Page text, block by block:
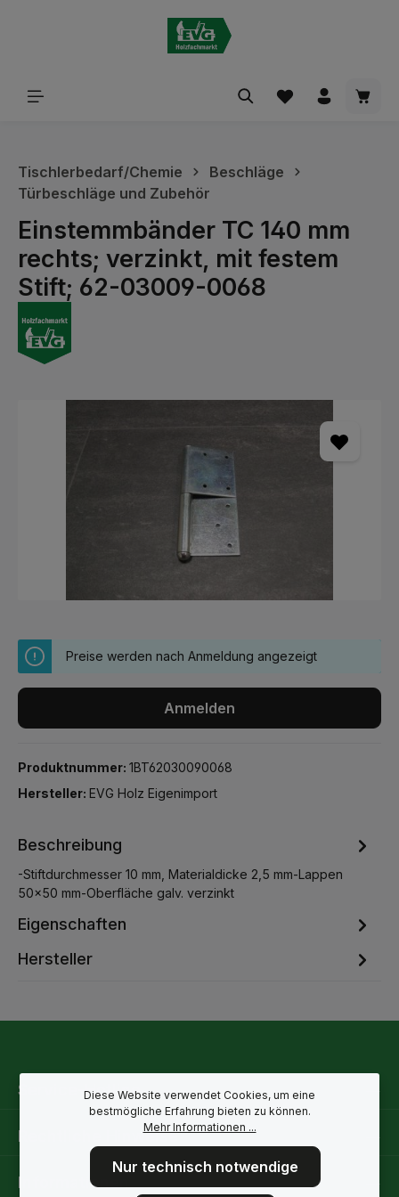
Tischlerbedarf/Chemie
Beschläge
Türbeschläge und Zubehör
Einstemmbänder TC 140 mm
rechts; verzinkt, mit festem
Stift; 62-03009-0068
Preise werden nach Anmeldung angezeigt
Anmelden
Produktnummer: 1BT62030090068
Hersteller: EVG Holz Eigenimport
Beschreibung
-Stiftdurchmesser 10 mm, Materialdicke 2,5 mm-Lappen
50x50 mm-Oberfläche galv. verzinkt
Eigenschaften
Hersteller
Service-Hotline
Rechtliche Hinweise
Informationen
Diese Website verwendet Cookies, um eine
bestmögliche Erfahrung bieten zu können.
Mehr Informationen ...
Nur technisch notwendige